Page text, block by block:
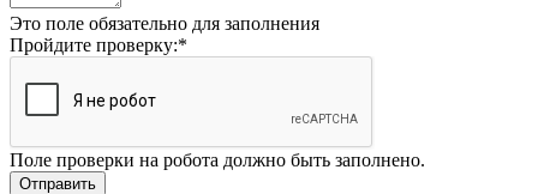
Это поле обязательно для заполнения
Пройдите проверку:*
Поле проверки на робота должно быть заполнено.